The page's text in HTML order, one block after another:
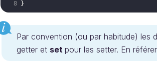
}
Par convention (ou par habitude) les
getter et set pour les setter. En